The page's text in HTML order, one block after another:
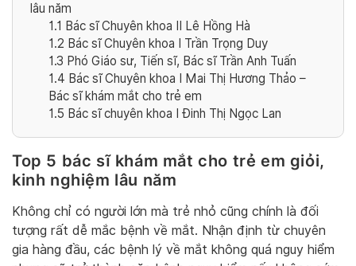
lâu năm
1.1 Bác sĩ Chuyên khoa II Lê Hồng Hà
1.2 Bác sĩ Chuyên khoa I Trần Trọng Duy
1.3 Phó Giáo sư, Tiến sĩ, Bác sĩ Trần Anh Tuấn
1.4 Bác sĩ Chuyên khoa I Mai Thị Hương Thảo –
Bác sĩ khám mắt cho trẻ em
1.5 Bác sĩ chuyên khoa I Đinh Thị Ngọc Lan
Top 5 bác sĩ khám mắt cho trẻ em giỏi,
kinh nghiệm lâu năm
Không chỉ có người lớn mà trẻ nhỏ cũng chính là đối
tượng rất dễ mắc bệnh về mắt. Nhận định từ chuyên
gia hàng đầu, các bệnh lý về mắt không quá nguy hiểm